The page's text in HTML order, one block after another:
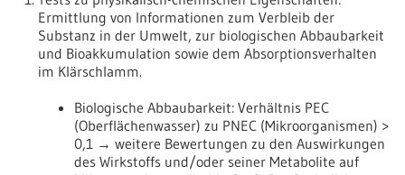
Ermittlung von Informationen zum Verbleib der
Substanz in der Umwelt, zur biologischen Abbaubarkeit
und Bioakkumulation sowie dem Absorptionsverhalten
im Klärschlamm.
Biologische Abbaubarkeit: Verhältnis PEC
(Oberflächenwasser) zu PNEC (Mikroorganismen) >
0,1 → weitere Bewertungen zu den Auswirkungen
des Wirkstoffs und/oder seiner Metabolite auf